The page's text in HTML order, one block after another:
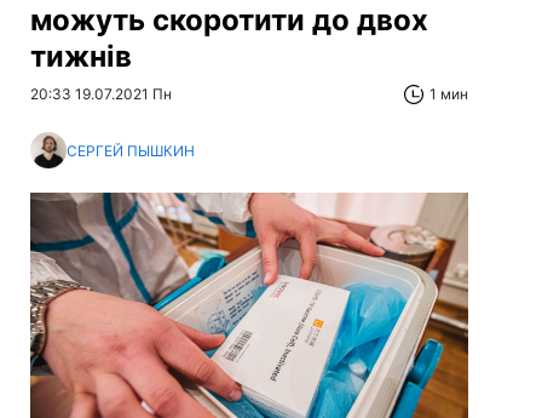
можуть скоротити до двох
тижнів
20:33 19.07.2021 Пн 1 мин
СЕРГЕЙ ПЫШКИН